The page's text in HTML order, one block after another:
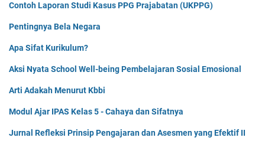
Contoh Laporan Studi Kasus PPG Prajabatan (UKPPG)
Pentingnya Bela Negara
Apa Sifat Kurikulum?
Aksi Nyata School Well-being Pembelajaran Sosial Emosional
Arti Adakah Menurut Kbbi
Modul Ajar IPAS Kelas 5 - Cahaya dan Sifatnya
Jurnal Refleksi Prinsip Pengajaran dan Asesmen yang Efektif II